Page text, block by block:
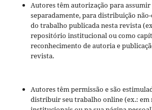
Autores têm autorização para
separadamente, para distribuição
do trabalho publicada nesta revista
repositório institucional ou como
reconhecimento de autoria e
revista.
Autores têm permissão e são
distribuir seu trabalho online (ex.: